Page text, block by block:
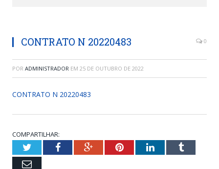
CONTRATO N 20220483 0
POR ADMINISTRADOR EM 25 DE OUTUBRO DE 2022
CONTRATO N 20220483
COMPARTILHAR:
TwitterFacebookGoogle+PinterestLinkedInTumblr
Email